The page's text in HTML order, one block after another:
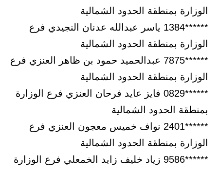
الوزارة بمنطقة الحدود الشمالية
******1384 ياسر عبدالله عدنان النجيدي فرع
الوزارة بمنطقة الحدود الشمالية
******7875 عبدالحميد حمود بن ظاهر العنزي فرع
الوزارة بمنطقة الحدود الشمالية
******0829 فايز عايد فرحان العنزي فرع الوزارة
بمنطقة الحدود الشمالية
******2401 نواف خميس معجون العنزي فرع
الوزارة بمنطقة الحدود الشمالية
******9586 زياد خليف زايد الخمعلي فرع الوزارة